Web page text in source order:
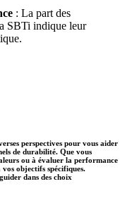
: La part des
SBTi indique leur
perspectives pour vous aider
de durabilité. Que vous
ou à évaluer la performance
objectifs spécifiques.
dans des choix